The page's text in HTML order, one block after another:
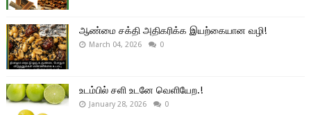
ஆண்மை சக்தி அதிகரிக்க இயற்கையான வழி!
March 04, 2026 0
உடம்பில் சளி உடனே வெளியேற.!
January 28, 2026 0